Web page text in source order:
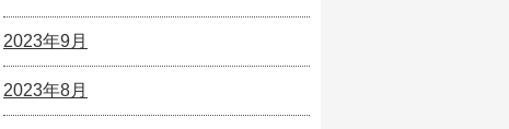
2023年9月
2023年8月